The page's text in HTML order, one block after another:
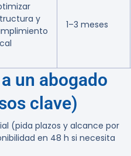
y
1–3 meses
un abogado
clave)
(pida plazos y alcance por
en 48 h si necesita